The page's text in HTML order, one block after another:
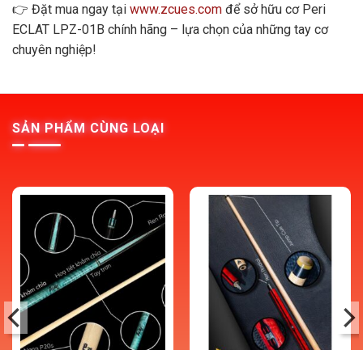
👉 Đặt mua ngay tại www.zcues.com để sở hữu cơ Peri
ECLAT LPZ-01B chính hãng – lựa chọn của những tay cơ
chuyên nghiệp!
SẢN PHẨM CÙNG LOẠI